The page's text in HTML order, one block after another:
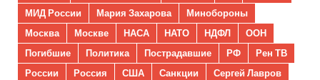
МИД России
Мария Захарова
Минобороны
Москва
Москве НАСА НАТО НДФЛ
ООН
Погибшие
Политика Пострадавшие РФ
Рен ТВ
России
Россия США Санкции
Сергей Лавров